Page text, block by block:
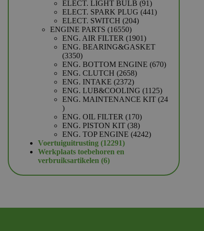
producten
ELECT. LIGHT BULB 9191
producten
ELECT. SPARK PLUG 441441
ELECT. SWITCH 204204
ENGINE PARTS 1655016550
producten
ENG. AIR FILTER 19011901
producten
ENG. BEARING&GASKET
33503350
producten
ENG. BOTTOM ENGINE 670670
ENG. CLUTCH 26582658
ENG. INTAKE 23722372
producten
ENG. LUB&COOLING 11251125
producten
ENG. MAINTENANCE KIT 24
24
producten
ENG. OIL FILTER 170170
producten
ENG. PISTON KIT 3838
producten
ENG. TOP ENGINE 42424242
Voertuiguitrusting 1229112291
producten
Werkplaats toebehoren en
verbruiksartikelen 66